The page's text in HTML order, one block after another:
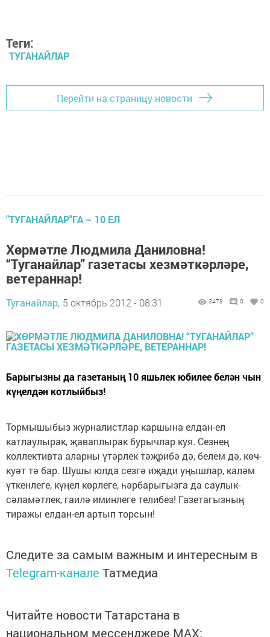
Теги:
ТУГАНАЙЛАР
Перейти на страницу новости
"ТУГАНАЙЛАР"ГА – 10 ЕЛ
Хөрмәтле Людмила Даниловна!
“Туганайлар” газетасы хезмәткәрләре,
ветераннар!
Туганайлар, 5 октябрь 2012 - 08:31 3478 0 0
Барыгызны да газетаның 10 яшьлек юбилее белән чын
күңелдән котлыйбыз!
Тормышыбыз журналистлар каршына елдан-ел
катлаулырак, җаваплырак бурычлар куя. Сезнең
коллективта аларны үтәрлек тәҗрибә дә, белем дә, көч-
куәт тә бар. Шушы юлда сезгә иҗади уңышлар, каләм
үткенлеге, күңел көрлеге, һәрбарыгызга да саулык-
сәламәтлек, гаилә иминлеге телибез! Газетагызның
тиражы елдан-ел артып торсын!
Следите за самым важным и интересным в
Telegram-канале Татмедиа
Читайте новости Татарстана в
национальном мессенджере MАХ: